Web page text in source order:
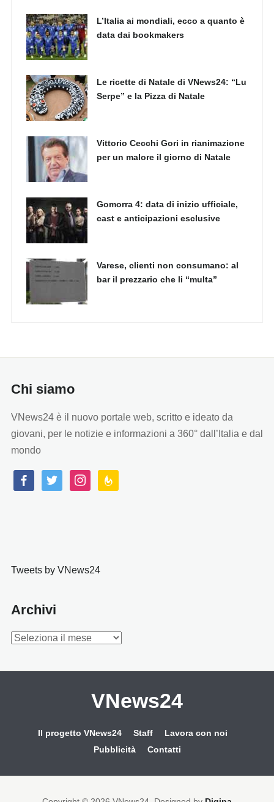
L’Italia ai mondiali, ecco a quanto è
data dai bookmakers
Le ricette di Natale di VNews24: “Lu
Serpe” e la Pizza di Natale
Vittorio Cecchi Gori in rianimazione
per un malore il giorno di Natale
Gomorra 4: data di inizio ufficiale,
cast e anticipazioni esclusive
Varese, clienti non consumano: al
bar il prezzario che li “multa”
Chi siamo
VNews24 è il nuovo portale web, scritto e ideato da
giovani, per le notizie e informazioni a 360° dall’Italia e dal
mondo
facebooktwitter instagramfeedburner
Tweets by VNews24
Archivi
Archivi
VNews24
Il progetto VNews24 Staff
Lavora con noi
Pubblicità
Contatti